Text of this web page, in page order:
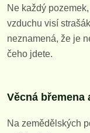
Ne každý
vzduchu visí
neznamená, že je
čeho jdete.
Věcná břemena
Na zemědělských